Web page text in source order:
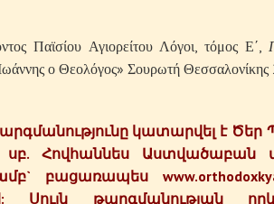
Παϊσίου Αγιορείτου Λόγοι, τόμος Ε΄,
ο Θεολόγος» Σουρωτή Θεσσαλονίκης
կատարվել է Ծեր
սբ.Հովհաննես Աստվածաբան
բացառապես
Սույն թարգմանության